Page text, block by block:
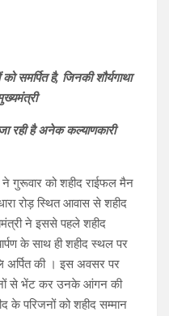
समर्पित है, जिनकी शौर्यगाथा
रही है अनेक कल्याणकारी
ने गुरूवार को शहीद राईफल मैन
रोड़ स्थित आवास से शहीद
ने इससे पहले शहीद
के साथ ही शहीद स्थल पर
अर्पित की । इस अवसर पर
से भेंट कर उनके आंगन की
के परिजनों को शहीद सम्मान